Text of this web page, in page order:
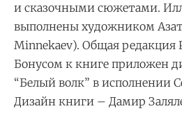
и сказочными сюжетами.
выполнены художником
Minnekaev). Общая редакция
Бонусом к книге приложен
“Белый волк” в исполнении
Дизайн книги – Дамир